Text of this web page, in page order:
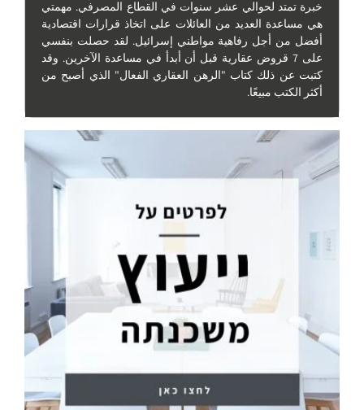
خبرة تمتد لحوالي عشر سنوات في القطاع المصرفي. مهمتي
هي مساعدة العديد من العائلات على اتخاذ قرارات اقتصادية
أفضل من أجل رفاهية مواطني إسرائيل. لقد حصلت بنفسي
على 7 قروض عقارية قبل أن أبدأ في مساعدة الآخرين. وقد
كتبت عن ذلك كتاب "الرهن العقاري الفعال" الذي أصبح من
أكثر الكتب مبيعًا.